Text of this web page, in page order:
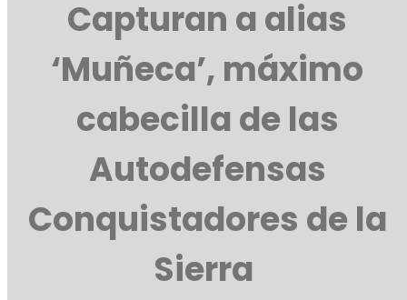
Capturan a alias
‘Muñeca’, máximo
cabecilla de las
Autodefensas
Conquistadores de la
Sierra